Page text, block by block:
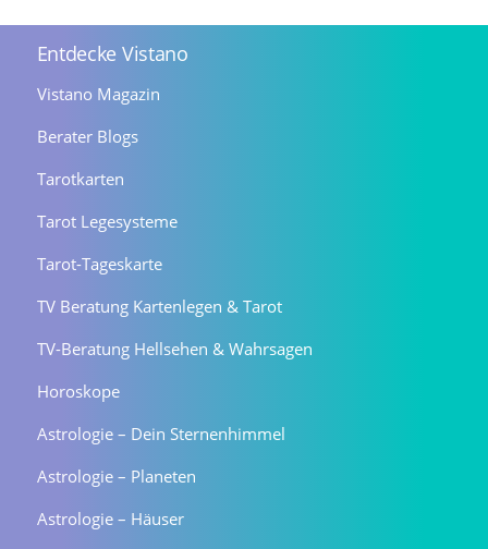
Entdecke Vistano
Vistano Magazin
Berater Blogs
Tarotkarten
Tarot Legesysteme
Tarot-Tageskarte
TV Beratung Kartenlegen & Tarot
TV-Beratung Hellsehen & Wahrsagen
Horoskope
Astrologie – Dein Sternenhimmel
Astrologie – Planeten
Astrologie – Häuser